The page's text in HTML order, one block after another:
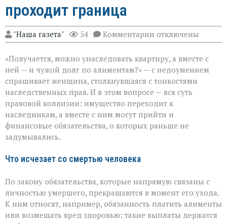
проходит граница
"Наша газета" 54 Комментарии к
записи
и
наследство:
проходит
граница
отключены
«Получается, можно унаследовать квартиру, а вместе с
ней — и чужой долг по алиментам?» — с недоумением
спрашивает женщина, столкнувшаяся с тонкостями
наследственных прав. И в этом вопросе — вся суть
правовой коллизии: имущество переходит к
наследникам, а вместе с ним могут прийти и
финансовые обязательства, о которых раньше не
задумывались.
Что исчезает со смертью человека
По закону обязательства, которые напрямую связаны с
личностью умершего, прекращаются в момент его ухода.
К ним относят, например, обязанность платить алименты
или возмещать вред здоровью: такие выплаты держатся